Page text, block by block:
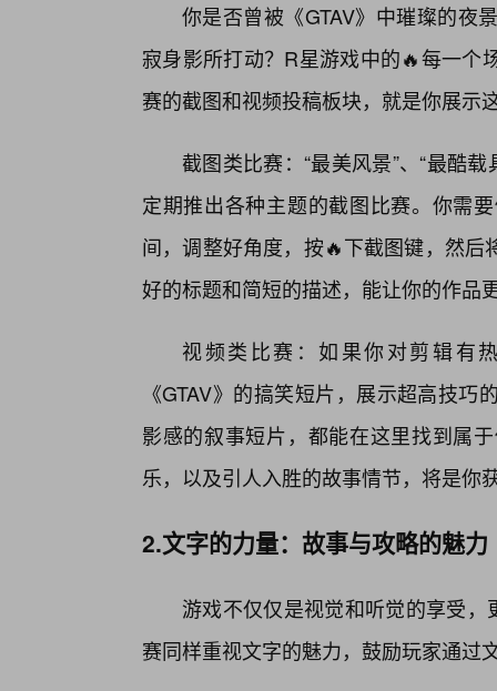
你是否曾被《GTAV》中璀璨的夜
寂身影所打动？R星游戏中的🔥每一个
赛的截图和视频投稿板块，就是你展示
截图类比赛：“最美风景”、“最酷
定期推出各种主题的截图比赛。你需
间，调整好角度，按🔥下截图键，然
好的标题和简短的描述，能让你的作品
视频类比赛：如果你对剪辑有
《GTAV》的搞笑短片，展示超高技
影感的叙事短片，都能在这里找到属
乐，以及引人入胜的故事情节，将是你
2.文字的力量：故事与攻略的魅力
游戏不仅仅是视觉和听觉的享受
赛同样重视文字的魅力，鼓励玩家通过